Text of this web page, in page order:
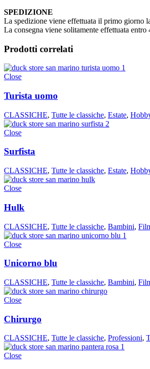
SPEDIZIONE
La spedizione viene effettuata il primo giorno
La consegna viene solitamente effettuata entro
Prodotti correlati
Close
Turista uomo
CLASSICHE, Tutte le classiche, Estate,
Close
Surfista
CLASSICHE, Tutte le classiche, Estate,
Close
Hulk
CLASSICHE, Tutte le classiche, Bambini,
Close
Unicorno blu
CLASSICHE, Tutte le classiche, Bambini,
Close
Chirurgo
CLASSICHE, Tutte le classiche, Professioni,
Close